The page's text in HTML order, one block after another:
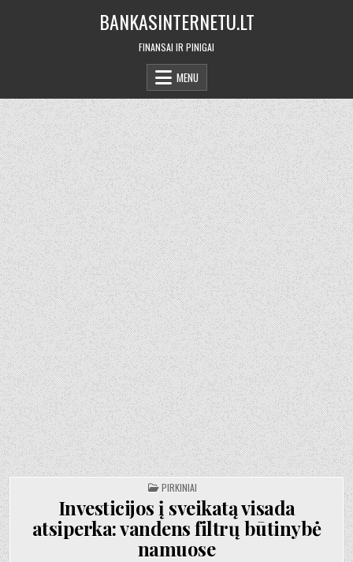
BANKASINTERNETU.LT
FINANSAI IR PINIGAI
MENU
POSTED
IN
PIRKINIAI
Investicijos į sveikatą visada
atsiperka: vandens filtrų būtinybė
namuose